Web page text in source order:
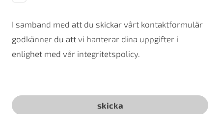
I samband med att du skickar vårt kontaktformulär
godkänner du att vi hanterar dina uppgifter i
enlighet med vår integritetspolicy.